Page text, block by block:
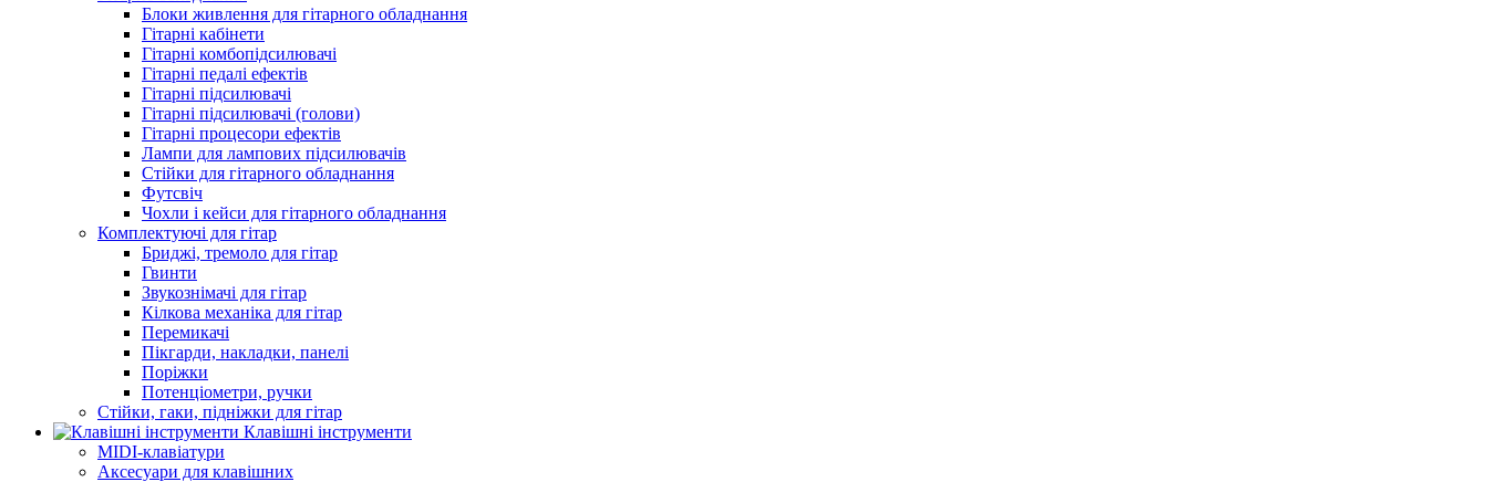
Блоки живлення для гітарного обладнання
Гітарні кабінети
Гітарні комбопідсилювачі
Гітарні педалі ефектів
Гітарні підсилювачі
Гітарні підсилювачі (голови)
Гітарні процесори ефектів
Лампи для лампових підсилювачів
Стійки для гітарного обладнання
Футсвіч
Чохли і кейси для гітарного обладнання
Комплектуючі для гітар
Бриджі, тремоло для гітар
Гвинти
Звукознімачі для гітар
Кілкова механіка для гітар
Перемикачі
Пікгарди, накладки, панелі
Поріжки
Потенціометри, ручки
Стійки, гаки, підніжки для гітар
Клавішні інструменти
MIDI-клавіатури
Аксесуари для клавішних